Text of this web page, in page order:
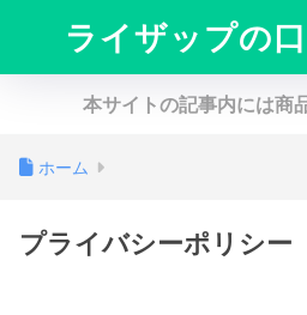
ライザップの
本サイトの記事内には商
ホーム
プライバシーポリシー